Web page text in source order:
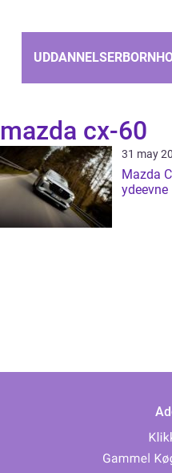
mazda cx-60
31 may
Mazda
ydeevne